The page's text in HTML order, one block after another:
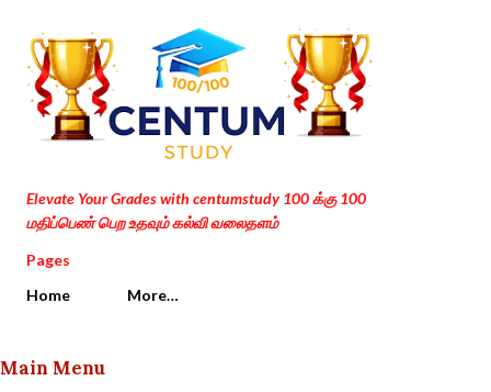
Skip to main content
Elevate Your Grades with centumstudy 100 க்கு 100
மதிப்பெண் பெற உதவும் கல்வி வலைதளம்
Pages
Home
More…
Main Menu